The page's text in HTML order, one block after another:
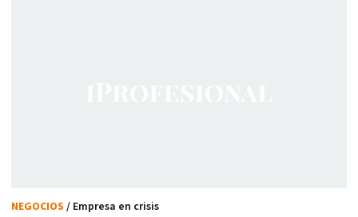
NEGOCIOS / Empresa en crisis